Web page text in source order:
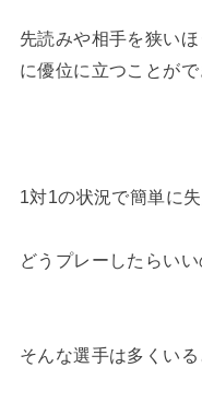
先読みや相手を狭い
に優位に立つことがで
1対1の状況で簡単に
どうプレーしたらい
そんな選手は多くいる